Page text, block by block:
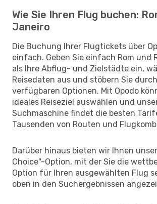
Wie Sie Ihren Flug buchen:
Janeiro
Die Buchung Ihrer Flugtickets über
einfach. Geben Sie einfach Rom und
als Ihre Abflug- und Zielstädte ein,
Reisedaten aus und stöbern Sie
verfügbaren Optionen. Mit Opodo
ideales Reiseziel auswählen und
Suchmaschine findet die besten
Tausenden von Routen und
Darüber hinaus bieten wir Ihnen
Choice"-Option, mit der Sie die
Option für Ihren ausgewählten Flug
oben in den Suchergebnissen